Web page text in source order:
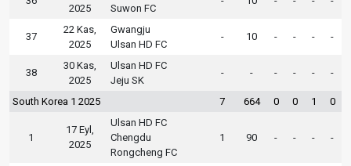
2025
Suwon FC
37
22 Kas,
2025
Gwangju
Ulsan HD FC
- 10 - - - -
38
30 Kas,
2025
Ulsan HD FC
Jeju SK
- - - - - -
South Korea 1 2025 7 664 0 0 1 0
1
17 Eyl,
2025
Ulsan HD FC
Chengdu
Rongcheng FC
1 90 - - - -